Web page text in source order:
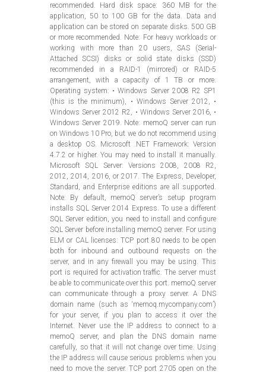
recommended. Hard disk space: 360 MB for the
application, 50 to 100 GB for the data. Data and
application can be stored on separate disks. 500 GB
or more recommended. Note: For heavy workloads or
working with more than 20 users, SAS (Serial-
Attached SCSI) disks or solid state disks (SSD)
recommended in a RAID-1 (mirrored) or RAID-5
arrangement, with a capacity of 1 TB or more.
Operating system: • Windows Server 2008 R2 SP1
(this is the minimum), • Windows Server 2012, •
Windows Server 2012 R2, • Windows Server 2016, •
Windows Server 2019. Note: memoQ server can run
on Windows 10 Pro, but we do not recommend using
a desktop OS. Microsoft .NET Framework: Version
4.7.2 or higher. You may need to install it manually.
Microsoft SQL Server: Versions 2008, 2008 R2,
2012, 2014, 2016, or 2017. The Express, Developer,
Standard, and Enterprise editions are all supported.
Note: By default, memoQ server’s setup program
installs SQL Server 2014 Express. To use a different
SQL Server edition, you need to install and configure
SQL Server before installing memoQ server. For using
ELM or CAL licenses: TCP port 80 needs to be open
both for inbound and outbound requests on the
server, and in any firewall you may be using. This
port is required for activation traffic. The server must
be able to communicate over this port. memoQ server
can communicate through a proxy server. A DNS
domain name (such as ‘memoq.mycompany.com’)
for your server, if you plan to access it over the
Internet. Never use the IP address to connect to a
memoQ server, and plan the DNS domain name
carefully, so that it will not change over time. Using
the IP address will cause serious problems when you
need to move the server. TCP port 2705 open on the